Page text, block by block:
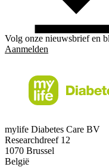
Volg onze nieuwsbrief en
Aanmelden
mylife Diabetes Care BV
Researchdreef 12
1070 Brussel
België